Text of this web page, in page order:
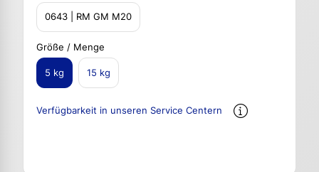
0643 | RM GM M20
Größe / Menge
5 kg 15 kg
Verfügbarkeit in unseren Service Centern